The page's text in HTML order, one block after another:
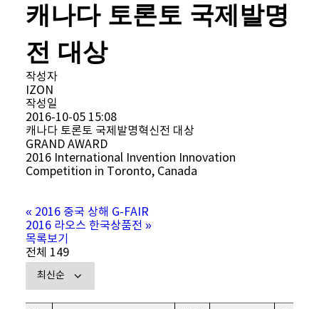
아이존에 대하여
캐나다 토론토 국제발명
전 대상
작성자
IZON
작성일
2016-10-05 15:08
캐나다 토론토 국제발명혁신전 대상
GRAND AWARD
2016 International Invention Innovation
Competition in Toronto, Canada
« 2016 중국 상해 G-FAIR
2016 라오스 한국상품전 »
목록보기
전체 149